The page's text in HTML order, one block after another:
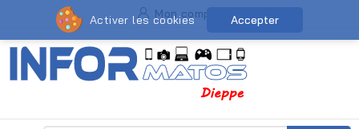
Mon compte
Activer les cookies Accepter